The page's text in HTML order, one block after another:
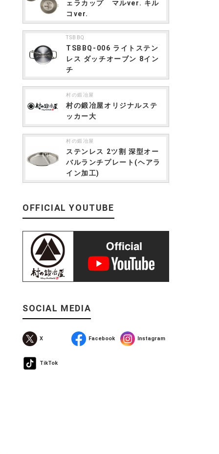
ェラカップ マルver. キル
コver.
TSBBQ
TSBBQ-006 ライトステン
レス ダッチオーブン 8イン
チ
村の鍛冶屋
村の鍛冶屋オリジナルステ
ッカー大
村の鍛冶屋
ステンレス 2ツ割 深型オー
バルランチプレート(ヘアラ
イン加工)
OFFICIAL YOUTUBE
SOCIAL MEDIA
X Facebook Instagram
TikTok